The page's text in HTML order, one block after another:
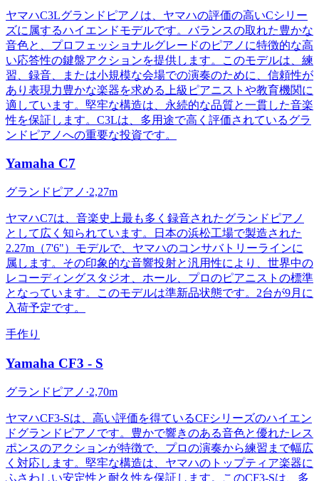
ヤマハC3Lグランドピアノは、ヤマハの評価の高いCシリー
ズに属するハイエンドモデルです。バランスの取れた豊かな
音色と、プロフェッショナルグレードのピアノに特徴的な高
い応答性の鍵盤アクションを提供します。このモデルは、練
習、録音、または小規模な会場での演奏のために、信頼性が
あり表現力豊かな楽器を求める上級ピアニストや教育機関に
適しています。堅牢な構造は、永続的な品質と一貫した音楽
性を保証します。C3Lは、多用途で高く評価されているグラ
ンドピアノへの重要な投資です。
Yamaha C7
グランドピアノ ·2,27m
ヤマハC7は、音楽史上最も多く録音されたグランドピアノ
として広く知られています。日本の浜松工場で製造された
2.27m（7'6"）モデルで、ヤマハのコンサバトリーラインに
属します。その印象的な音響投射と汎用性により、世界中の
レコーディングスタジオ、ホール、プロのピアニストの標準
となっています。このモデルは準新品状態です。2台が9月に
入荷予定です。
手作り
Yamaha CF3 - S
グランドピアノ ·2,70m
ヤマハCF3-Sは、高い評価を得ているCFシリーズのハイエン
ドグランドピアノです。豊かで響きのある音色と優れたレス
ポンスのアクションが特徴で、プロの演奏から練習まで幅広
く対応します。堅牢な構造は、ヤマハのトップティア楽器に
ふさわしい安定性と耐久性を保証します。このCF3-Sは、多